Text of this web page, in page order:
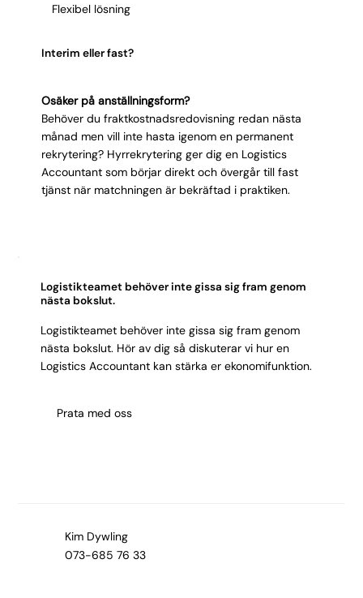
Flexibel lösning
Interim eller fast?
Osäker på anställningsform?
Behöver du fraktkostnadsredovisning redan nästa
månad men vill inte hasta igenom en permanent
rekrytering? Hyrrekrytering ger dig en Logistics
Accountant som börjar direkt och övergår till fast
tjänst när matchningen är bekräftad i praktiken.
Logistikteamet behöver inte gissa sig fram genom
nästa bokslut.
Logistikteamet behöver inte gissa sig fram genom
nästa bokslut. Hör av dig så diskuterar vi hur en
Logistics Accountant kan stärka er ekonomifunktion.
Prata med oss
Kim Dywling
073-685 76 33